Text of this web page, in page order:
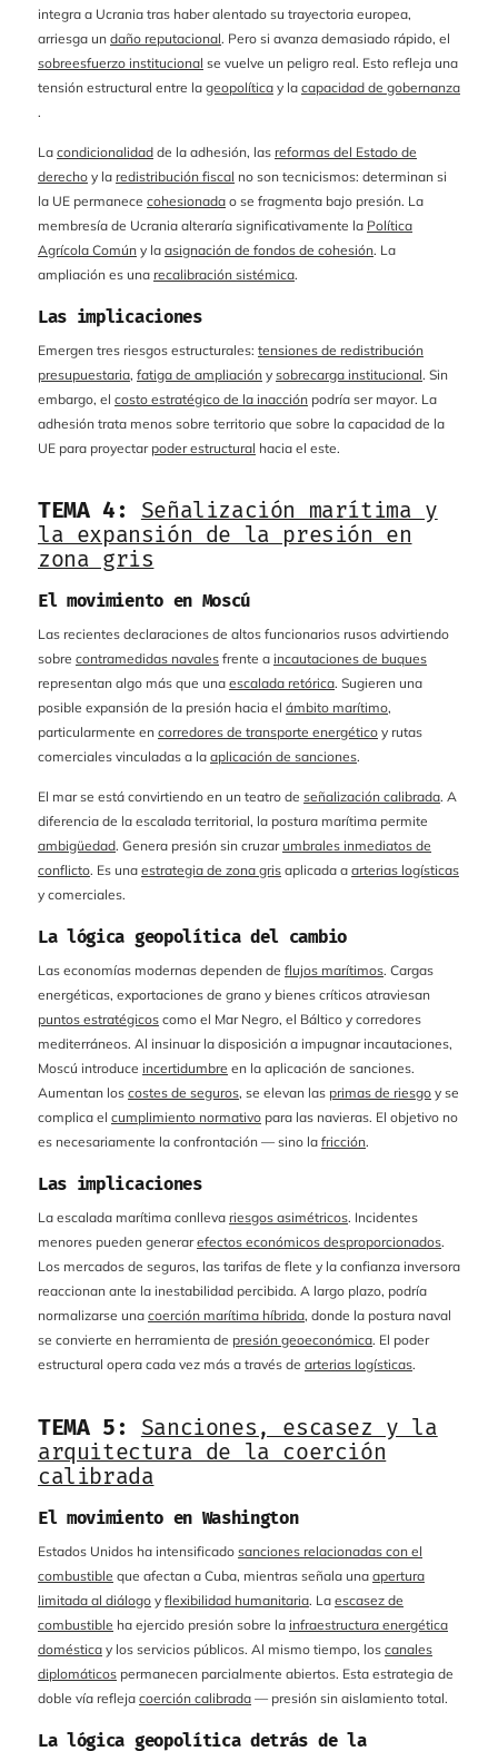
integra a Ucrania tras haber alentado su trayectoria europea,
arriesga un daño reputacional. Pero si avanza demasiado rápido, el
sobreesfuerzo institucional se vuelve un peligro real. Esto refleja una
tensión estructural entre la geopolítica y la capacidad de gobernanza
.
La condicionalidad de la adhesión, las reformas del Estado de
derecho y la redistribución fiscal no son tecnicismos: determinan si
la UE permanece cohesionada o se fragmenta bajo presión. La
membresía de Ucrania alteraría significativamente la Política
Agrícola Común y la asignación de fondos de cohesión. La
ampliación es una recalibración sistémica.
Las implicaciones
Emergen tres riesgos estructurales: tensiones de redistribución
presupuestaria, fatiga de ampliación y sobrecarga institucional. Sin
embargo, el costo estratégico de la inacción podría ser mayor. La
adhesión trata menos sobre territorio que sobre la capacidad de la
UE para proyectar poder estructural hacia el este.
TEMA 4: Señalización marítima y
la expansión de la presión en
zona gris
El movimiento en Moscú
Las recientes declaraciones de altos funcionarios rusos advirtiendo
sobre contramedidas navales frente a incautaciones de buques
representan algo más que una escalada retórica. Sugieren una
posible expansión de la presión hacia el ámbito marítimo,
particularmente en corredores de transporte energético y rutas
comerciales vinculadas a la aplicación de sanciones.
El mar se está convirtiendo en un teatro de señalización calibrada. A
diferencia de la escalada territorial, la postura marítima permite
ambigüedad. Genera presión sin cruzar umbrales inmediatos de
conflicto. Es una estrategia de zona gris aplicada a arterias logísticas
y comerciales.
La lógica geopolítica del cambio
Las economías modernas dependen de flujos marítimos. Cargas
energéticas, exportaciones de grano y bienes críticos atraviesan
puntos estratégicos como el Mar Negro, el Báltico y corredores
mediterráneos. Al insinuar la disposición a impugnar incautaciones,
Moscú introduce incertidumbre en la aplicación de sanciones.
Aumentan los costes de seguros, se elevan las primas de riesgo y se
complica el cumplimiento normativo para las navieras. El objetivo no
es necesariamente la confrontación — sino la fricción.
Las implicaciones
La escalada marítima conlleva riesgos asimétricos. Incidentes
menores pueden generarefectos económicos desproporcionados.
Los mercados de seguros, las tarifas de flete y la confianza inversora
reaccionan ante la inestabilidad percibida. A largo plazo, podría
normalizarse una coerción marítima híbrida, donde la postura naval
se convierte en herramienta de presión geoeconómica. El poder
estructural opera cada vez más a través de arterias logísticas.
TEMA 5: Sanciones, escasez y la
arquitectura de la coerción
calibrada
El movimiento en Washington
Estados Unidos ha intensificado sanciones relacionadas con el
combustible que afectan a Cuba, mientras señala una apertura
limitada al diálogo y flexibilidad humanitaria. La escasez de
combustible ha ejercido presión sobre la infraestructura energética
doméstica y los servicios públicos. Al mismo tiempo, los canales
diplomáticos permanecen parcialmente abiertos. Esta estrategia de
doble vía refleja coerción calibrada — presión sin aislamiento total.
La lógica geopolítica detrás de la